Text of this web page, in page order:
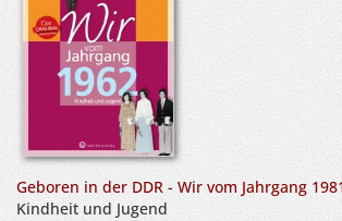
Geboren in der DDR - Wir vom Jahrgang
Kindheit und Jugend